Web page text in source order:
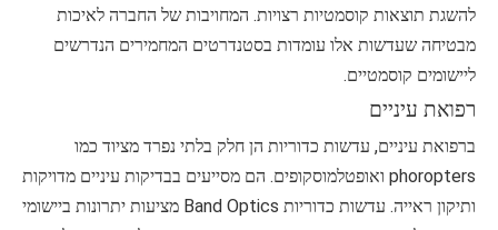
להשגת תוצאות קוסמטיות רצויות. המחויבות של החברה לאיכות
מבטיחה שעדשות אלו עומדות בסטנדרטים המחמירים הנדרשים
ליישומים קוסמטיים.
רפואת עיניים
ברפואת עיניים, עדשות כדוריות הן חלק בלתי נפרד מציוד כמו
phoropters ואופטלמוסקופים. הם מסייעים בבדיקות עיניים מדויקות
ותיקון ראייה. עדשות כדוריות Band Optics מציעות יתרונות ביישומי